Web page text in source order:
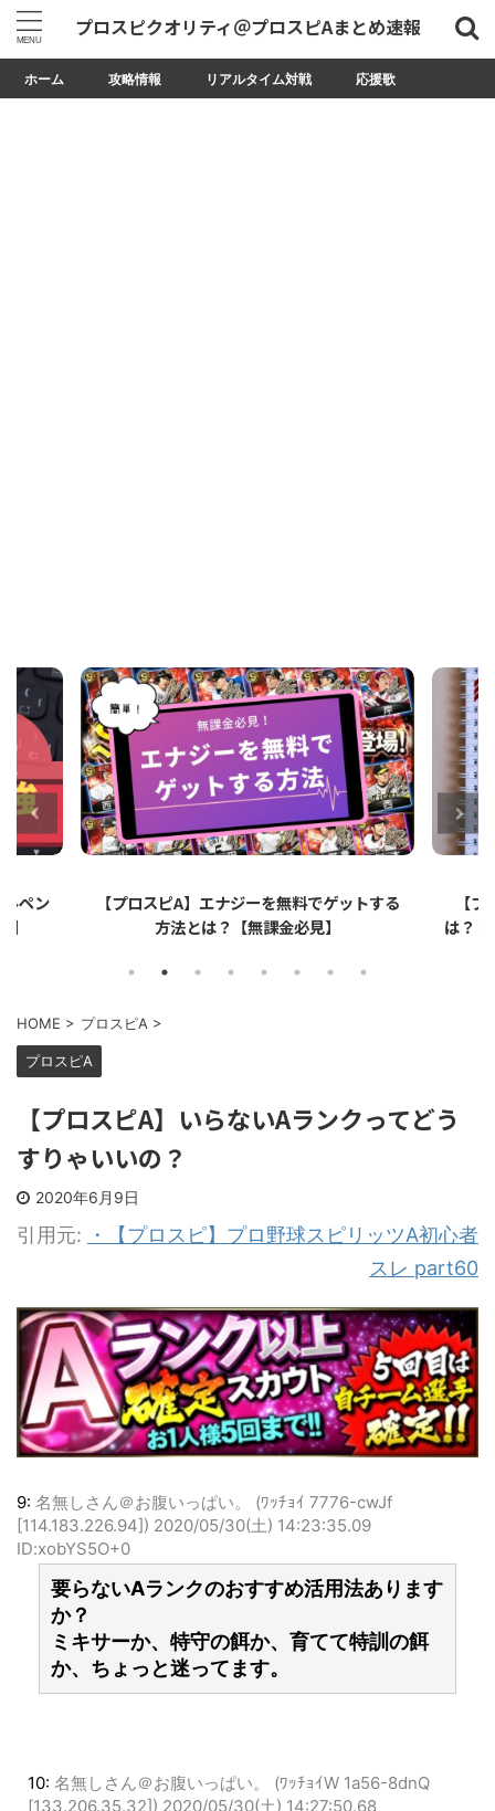
プロスピクオリティ＠プロスピAまとめ速報
ホーム 攻略情報 リアルタイム対戦 応援歌
する
【プロスピA】ペーパーライクフィルムと
は？リアタイでのメリット・デメリットを解
【
HOME > プロスピA
【プロスピA】いらないAランクってどう
すりゃいいの？
・【プロスピ】プロ野球スピリッツA初心者
9:名無しさん＠お腹いっぱい。 (ﾜｯﾁｮｲ 7776-cwJf
[114.183.226.94])
要らないAランクのおすすめ活用法あります
か？
ミキサーか、特守の餌か、育てて特訓の餌
か、ちょっと迷ってます。